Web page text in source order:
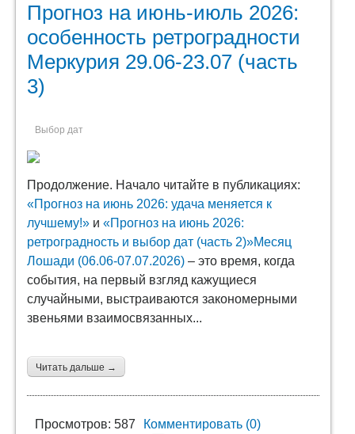
Прогноз на июнь-июль 2026:
особенность ретроградности
Меркурия 29.06-23.07 (часть
3)
Выбор дат
Продолжение. Начало читайте в публикациях:
«Прогноз на июнь 2026: удача меняется к
лучшему!» и «Прогноз на июнь 2026:
ретроградность и выбор дат (часть 2)»Месяц
Лошади (06.06-07.07.2026) – это время, когда
события, на первый взгляд кажущиеся
случайными, выстраиваются закономерными
звеньями взаимосвязанных...
Читать дальше →
Просмотров: 587
Комментировать (0)